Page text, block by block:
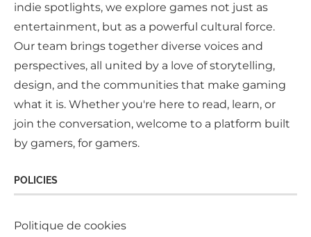
indie spotlights, we explore games not just as
entertainment, but as a powerful cultural force.
Our team brings together diverse voices and
perspectives, all united by a love of storytelling,
design, and the communities that make gaming
what it is. Whether you're here to read, learn, or
join the conversation, welcome to a platform built
by gamers, for gamers.
POLICIES
Politique de cookies